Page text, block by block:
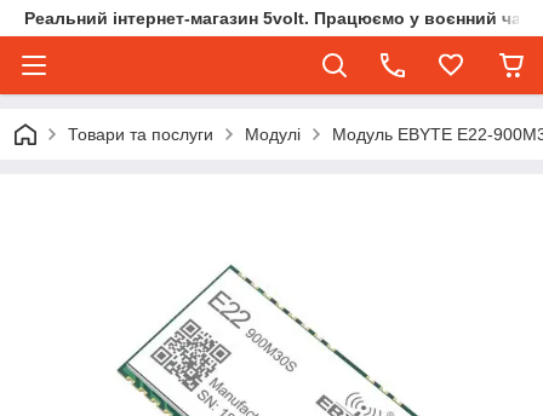
Реальний інтернет-магазин 5volt. Працюємо у воєнний
Товари та послуги Модулі Модуль EBYTE E22-